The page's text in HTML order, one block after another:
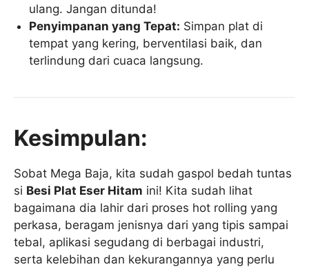
ulang. Jangan ditunda!
Penyimpanan yang Tepat: Simpan plat di
tempat yang kering, berventilasi baik, dan
terlindung dari cuaca langsung.
Kesimpulan:
Sobat Mega Baja, kita sudah gaspol bedah tuntas
si Besi Plat Eser Hitam ini! Kita sudah lihat
bagaimana dia lahir dari proses hot rolling yang
perkasa, beragam jenisnya dari yang tipis sampai
tebal, aplikasi segudang di berbagai industri,
serta kelebihan dan kekurangannya yang perlu